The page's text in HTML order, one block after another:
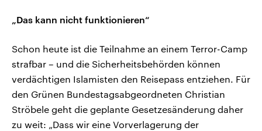
„Das kann nicht funktionieren“
Schon heute ist die Teilnahme an einem Terror-Camp
strafbar – und die Sicherheitsbehörden können
verdächtigen Islamisten den Reisepass entziehen. Für
den Grünen Bundestagsabgeordneten Christian
Ströbele geht die geplante Gesetzesänderung daher
zu weit: „Dass wir eine Vorverlagerung der